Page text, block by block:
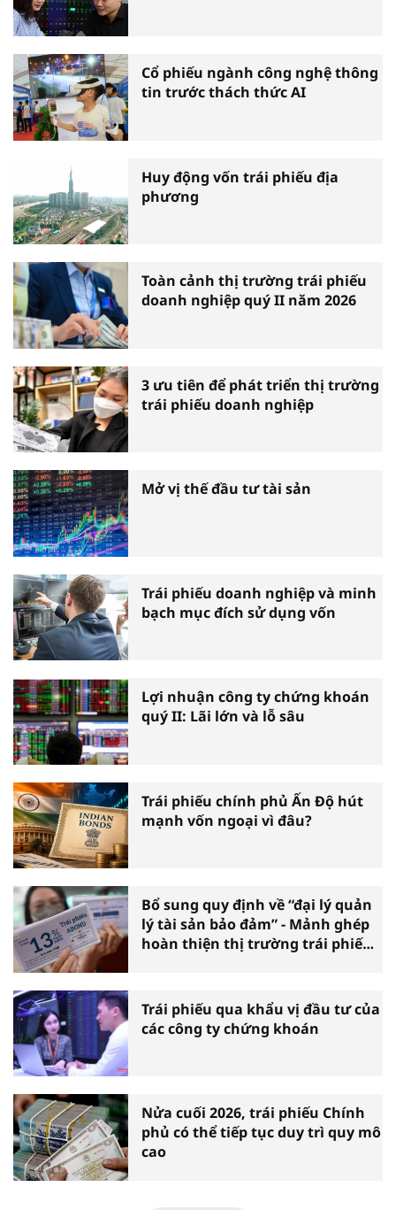
Cổ phiếu ngành công nghệ thông
tin trước thách thức AI
Huy động vốn trái phiếu địa
phương
Toàn cảnh thị trường trái phiếu
doanh nghiệp quý II năm 2026
3 ưu tiên để phát triển thị trường
trái phiếu doanh nghiệp
Mở vị thế đầu tư tài sản
Trái phiếu doanh nghiệp và minh
bạch mục đích sử dụng vốn
Lợi nhuận công ty chứng khoán
quý II: Lãi lớn và lỗ sâu
Trái phiếu chính phủ Ấn Độ hút
mạnh vốn ngoại vì đâu?
Bổ sung quy định về “đại lý quản
lý tài sản bảo đảm” - Mảnh ghép
hoàn thiện thị trường trái phiếu
Trái phiếu qua khẩu vị đầu tư của
các công ty chứng khoán
Nửa cuối 2026, trái phiếu Chính
phủ có thể tiếp tục duy trì quy mô
cao